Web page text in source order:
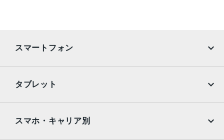
スマートフォン
AQUOS
タブレット
スマホ・キャリア別